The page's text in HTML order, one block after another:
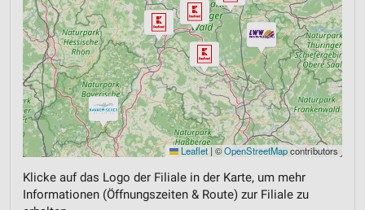
Leaflet | ©OpenStreetMapcontributors
Klicke auf das Logo der Filiale in der Karte, um mehr
Informationen (Öffnungszeiten & Route) zur Filiale zu